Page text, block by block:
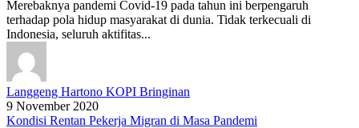
Merebaknya pandemi Covid-19 pada tahun ini berpengaruh
terhadap pola hidup masyarakat di dunia. Tidak terkecuali di
Indonesia, seluruh aktifitas...
Langgeng Hartono KOPI Bringinan
9 November 2020
Kondisi Rentan Pekerja Migran di Masa Pandemi